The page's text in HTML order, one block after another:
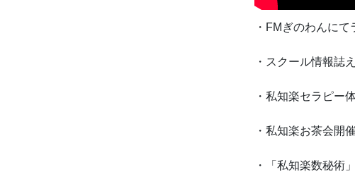
・FMぎのわんにて
・スクール情報誌
・私知楽セラピー
・私知楽お茶会開催
・「私知楽数秘